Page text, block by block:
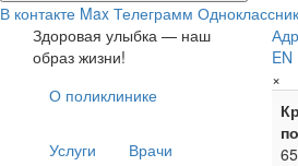
В контакте Max Телеграмм
Здоровая улыбка — наш
образ жизни!
О поликлинике
Услуги Врачи
EN
×